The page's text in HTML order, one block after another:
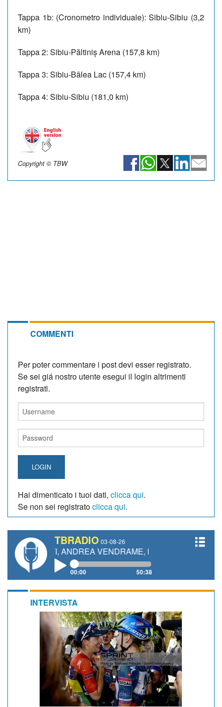
Tappa 1b: (Cronometro individuale): Sibiu-Sibiu (3,2
km)
Tappa 2: Sibiu-Păltiniș Arena (157,8 km)
Tappa 3: Sibiu-Bâlea Lac (157,4 km)
Tappa 4: Sibiu-Sibiu (181,0 km)
Copyright © TBW
COMMENTI
Per poter commentare i post devi esser registrato.
Se sei giá nostro utente esegui il login altrimenti
registrati.
LOGIN
Hai dimenticato i tuoi dati, clicca qui.
Se non sei registratoclicca qui.
TBRADIO 03-08-26
ANDREA VENDRAME, FILIPPO FIORELLI
00:00 50:38
INTERVISTA